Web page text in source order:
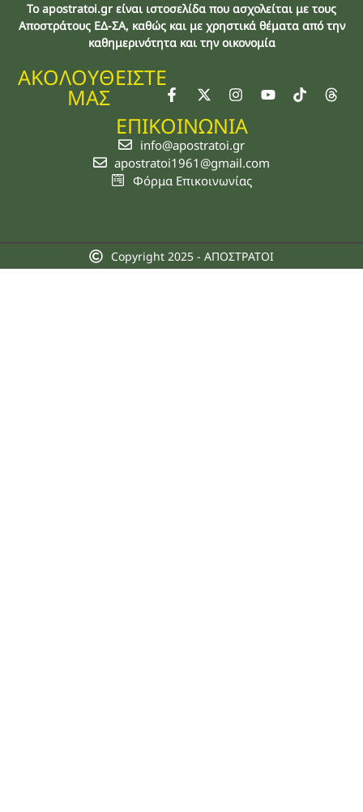
Το apostratoi.gr είναι ιστοσελίδα που ασχολείται με τους
Αποστράτους EΔ-ΣΑ, καθώς και με χρηστικά θέματα από την
καθημερινότητα και την οικονομία
ΑΚΟΛΟΥΘΕΙΣΤΕ
ΜΑΣ
ΕΠΙΚΟΙΝΩΝΙΑ
info@apostratoi.gr
apostratoi1961@gmail.com
Φόρμα Επικοινωνίας
Copyright 2025 - ΑΠΟΣΤΡΑΤΟΙ